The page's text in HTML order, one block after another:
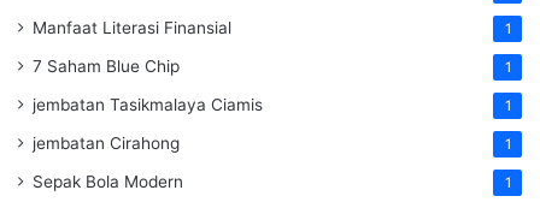
Manfaat Literasi Finansial 1
7 Saham Blue Chip 1
jembatan Tasikmalaya Ciamis 1
jembatan Cirahong 1
Sepak Bola Modern 1